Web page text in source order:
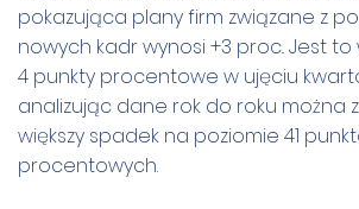
pokazująca plany firm związane z
nowych kadr wynosi +3 proc.. Jest to
4 punkty procentowe w ujęciu
analizując dane rok do roku można
większy spadek na poziomie 41
procentowych.